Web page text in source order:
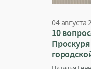
04 августа
10